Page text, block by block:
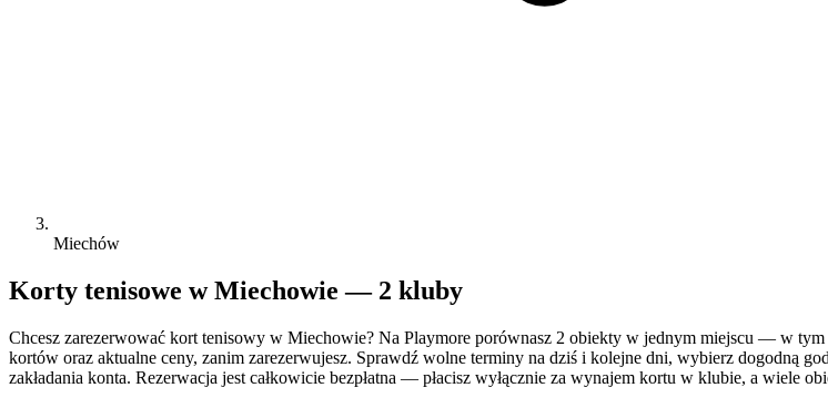
Miechów
Korty tenisowe w Miechowie — 2 kluby
Chcesz zarezerwować kort tenisowy w Miechowie? Na Playmore porównasz 2 obiekty w jednym miejscu — w
kortów oraz aktualne ceny, zanim zarezerwujesz. Sprawdź wolne terminy na dziś i kolejne dni, wybierz dogodną
zakładania konta. Rezerwacja jest całkowicie bezpłatna — płacisz wyłącznie za wynajem kortu w klubie, a wiele